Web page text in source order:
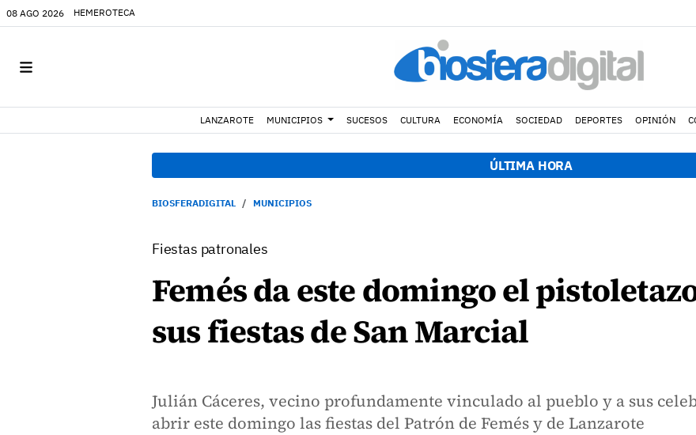
08 AGO 2026 HEMEROTECA
LANZAROTE MUNICIPIOS SUCESOS CULTURA ECONOMÍA SOCIEDAD DEPORTES OPINIÓN
ÚLTIMA HORA
BIOSFERADIGITAL MUNICIPIOS
Fiestas patronales
Femés da este domingo el
sus fiestas de San Marcial
Julián Cáceres, vecino profundamente vinculado al pueblo y a sus
abrir este domingo las fiestas del Patrón de Femés y de Lanzarote